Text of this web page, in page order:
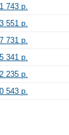
743 р.
551 р.
731 р.
341 р.
235 р.
543 р.